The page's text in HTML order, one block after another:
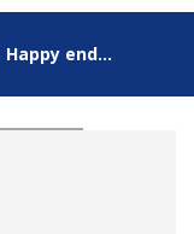
Happy end…